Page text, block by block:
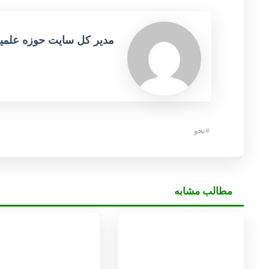
مدیر کل سایت حوزه
#نحو
مطالب مشابه